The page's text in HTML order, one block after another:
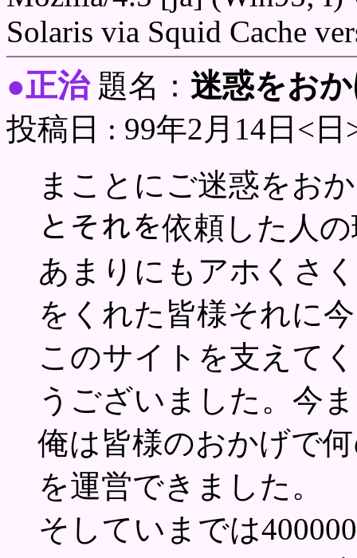
Solaris via Squid Cache
●正治題名： 迷惑をお
投稿日 : 99年2月14日<日
まことにご迷惑をお
とそれを依頼した人
あまりにもアホくさ
をくれた皆様それに
このサイトを支えて
うございました。今
俺は皆様のおかげで
を運営できました。
そしていまでは